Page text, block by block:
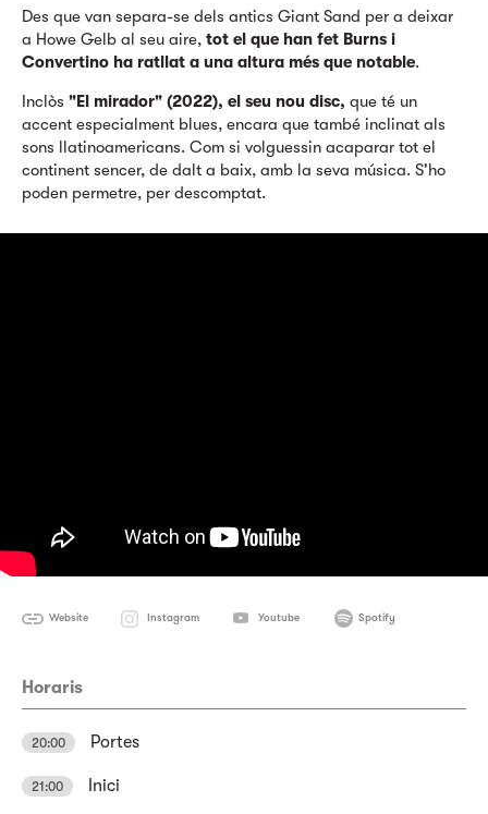
Des que van separa-se dels antics Giant Sand per a deixar
a Howe Gelb al seu aire, tot el que han fet Burns i
Convertino ha ratllat a una altura més que notable.
Inclòs "El mirador" (2022), el seu nou disc, que té un
accent especialment blues, encara que també inclinat als
sons llatinoamericans. Com si volguessin acaparar tot el
continent sencer, de dalt a baix, amb la seva música. S'ho
poden permetre, per descomptat.
Website Instagram Youtube Spotify
Horaris
20:00 Portes
21:00 Inici